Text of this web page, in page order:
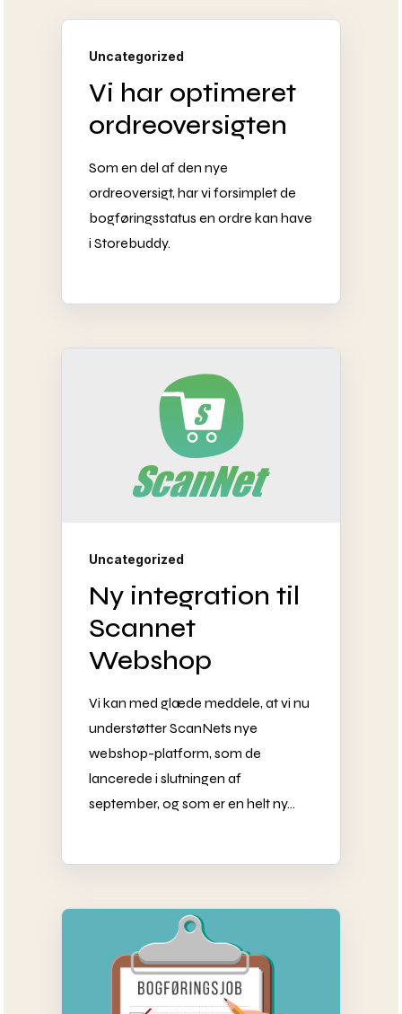
Uncategorized
Vi har optimeret
ordreoversigten
Som en del af den nye
ordreoversigt, har vi forsimplet de
bogføringsstatus en ordre kan have
i Storebuddy.
Uncategorized
Ny integration til
Scannet
Webshop
Vi kan med glæde meddele, at vi nu
understøtter ScanNets nye
webshop-platform, som de
lancerede i slutningen af
september, og som er en helt ny...